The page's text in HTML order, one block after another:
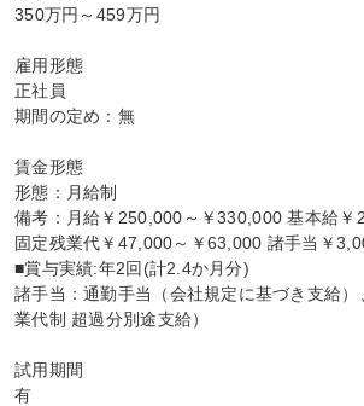
350万円～459万円
雇用形態
正社員
期間の定め：無
賃金形態
形態：月給制
備考：月給￥250,000～￥330,000 基本給
固定残業代￥47,000～￥63,000 諸手当￥
■賞与実績:年2回(計2.4か月分)
諸手当：通勤手当（会社規定に基づき支給
業代制 超過分別途支給）
試用期間
有